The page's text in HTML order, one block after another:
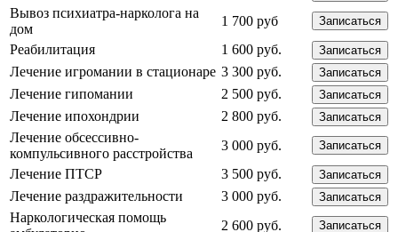
Вывоз психиатра-нарколога на
дом
1 700 руб Записаться
Реабилитация 1 600 руб. Записаться
Лечение игромании в стационаре 3 300 руб. Записаться
Лечение гипомании 2 500 руб. Записаться
Лечение ипохондрии 2 800 руб. Записаться
Лечение обсессивно-
компульсивного расстройства
3 000 руб. Записаться
Лечение ПТСР 3 500 руб. Записаться
Лечение раздражительности 3 000 руб. Записаться
Наркологическая помощь
2 600 руб. Записаться